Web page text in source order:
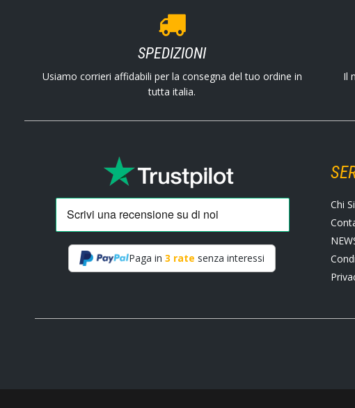
SPEDIZIONI
Usiamo corrieri affidabili per la consegna del tuo ordine in
tutta italia.
Il
Paga in3 rate senza interessi
Chi